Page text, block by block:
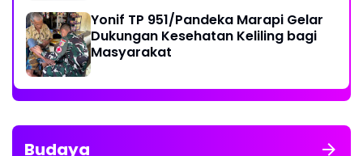
Yonif TP 951/Pandeka Marapi Gelar
Dukungan Kesehatan Keliling bagi
Masyarakat
Budaya